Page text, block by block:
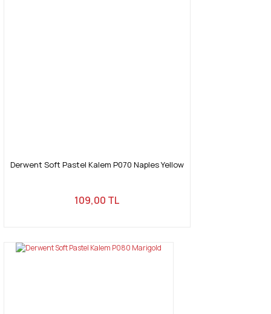
Derwent Soft Pastel Kalem P070 Naples Yellow
109,00 TL